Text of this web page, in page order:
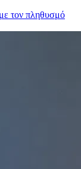
τον πληθυσμό